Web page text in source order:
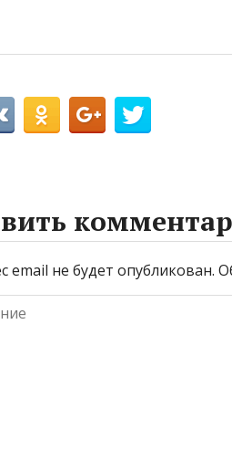
email не будет опубликован.